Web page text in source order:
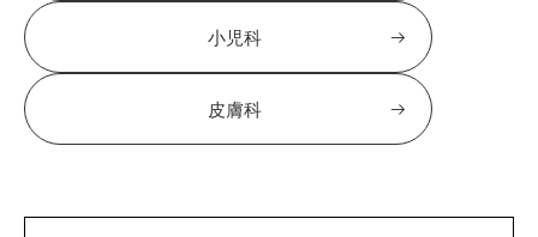
小児科
皮膚科